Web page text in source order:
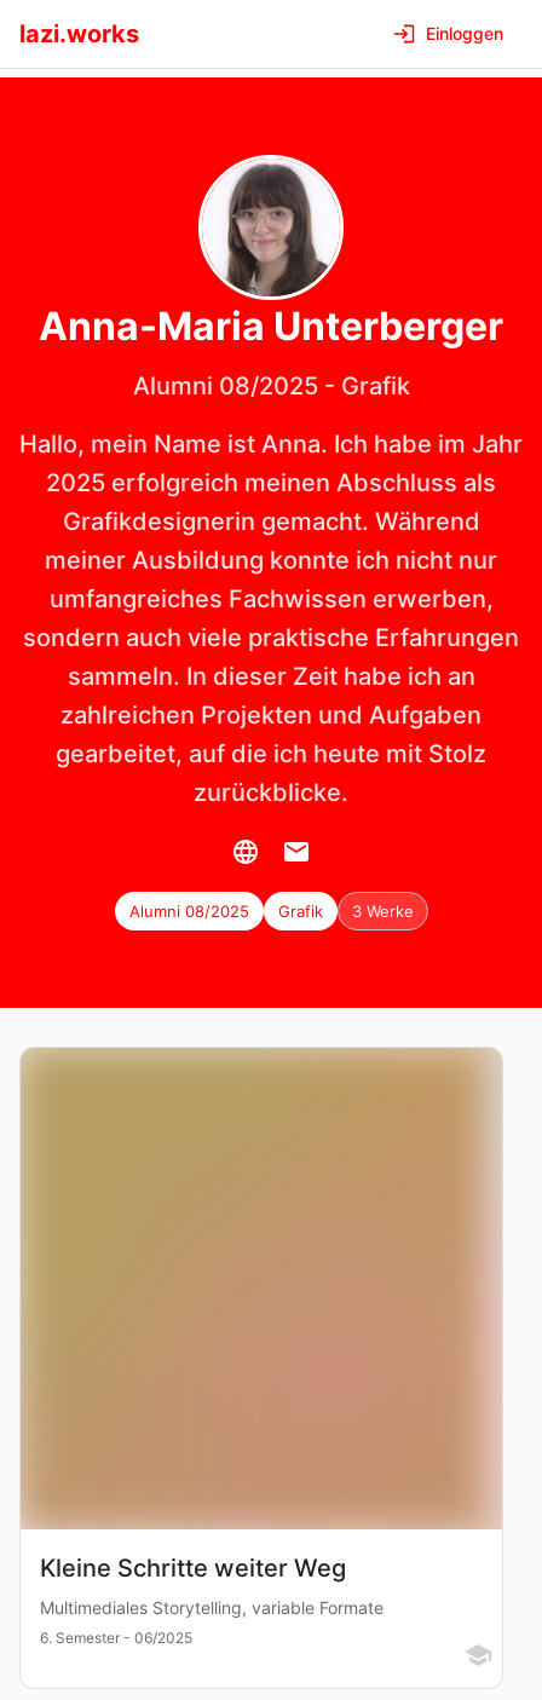
lazi.works Einloggen
Anna-Maria Unterberger
Alumni 08/2025- Grafik
Hallo, mein Name ist Anna. Ich habe im Jahr
2025 erfolgreich meinen Abschluss als
Grafikdesignerin gemacht. Während
meiner Ausbildung konnte ich nicht nur
umfangreiches Fachwissen erwerben,
sondern auch viele praktische Erfahrungen
sammeln. In dieser Zeit habe ich an
zahlreichen Projekten und Aufgaben
gearbeitet, auf die ich heute mit Stolz
zurückblicke.
Alumni 08/2025 Grafik 3 Werke
Kleine Schritte weiter Weg
Multimediales Storytelling, variable Formate
6. Semester - 06/2025